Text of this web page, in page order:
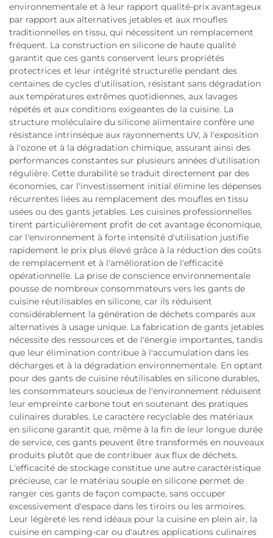
environnementale et à leur rapport qualité-prix avantageux
par rapport aux alternatives jetables et aux moufles
traditionnelles en tissu, qui nécessitent un remplacement
fréquent. La construction en silicone de haute qualité
garantit que ces gants conservent leurs propriétés
protectrices et leur intégrité structurelle pendant des
centaines de cycles d'utilisation, résistant sans dégradation
aux températures extrêmes quotidiennes, aux lavages
répétés et aux conditions exigeantes de la cuisine. La
structure moléculaire du silicone alimentaire confère une
résistance intrinsèque aux rayonnements UV, à l'exposition
à l'ozone et à la dégradation chimique, assurant ainsi des
performances constantes sur plusieurs années d'utilisation
régulière. Cette durabilité se traduit directement par des
économies, car l'investissement initial élimine les dépenses
récurrentes liées au remplacement des moufles en tissu
usées ou des gants jetables. Les cuisines professionnelles
tirent particulièrement profit de cet avantage économique,
car l'environnement à forte intensité d'utilisation justifie
rapidement le prix plus élevé grâce à la réduction des coûts
de remplacement et à l'amélioration de l'efficacité
opérationnelle. La prise de conscience environnementale
pousse de nombreux consommateurs vers les gants de
cuisine réutilisables en silicone, car ils réduisent
considérablement la génération de déchets comparés aux
alternatives à usage unique. La fabrication de gants jetables
nécessite des ressources et de l'énergie importantes, tandis
que leur élimination contribue à l'accumulation dans les
décharges et à la dégradation environnementale. En optant
pour des gants de cuisine réutilisables en silicone durables,
les consommateurs soucieux de l'environnement réduisent
leur empreinte carbone tout en soutenant des pratiques
culinaires durables. Le caractère recyclable des matériaux
en silicone garantit que, même à la fin de leur longue durée
de service, ces gants peuvent être transformés en nouveaux
produits plutôt que de contribuer aux flux de déchets.
L'efficacité de stockage constitue une autre caractéristique
précieuse, car le matériau souple en silicone permet de
ranger ces gants de façon compacte, sans occuper
excessivement d'espace dans les tiroirs ou les armoires.
Leur légèreté les rend idéaux pour la cuisine en plein air, la
cuisine en camping-car ou d'autres applications culinaires